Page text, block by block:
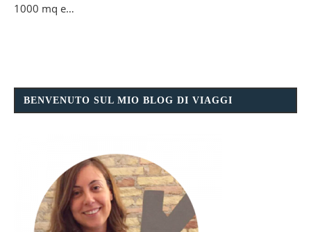
1000 mq e…
BENVENUTO SUL MIO BLOG DI VIAGGI